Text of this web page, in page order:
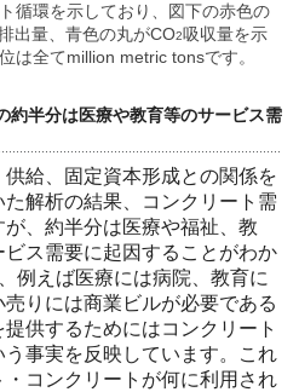
循環を示しており、図下の赤色の
出量、青色の丸がCO2吸収量を示
は全てmillion metric tonsです。
約半分は医療や教育等のサービス需
給、固定資本形成との関係を
解析の結果、コンクリート需
、約半分は医療や福祉、教
ス需要に起因することがわか
例えば医療には病院、教育に
りには商業ビルが必要である
供するためにはコンクリート
事実を反映しています。これ
コンクリートが何に利用され